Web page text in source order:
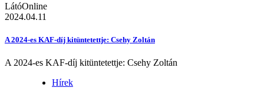
LátóOnline
2024.04.11
A 2024-es KAF-díj kitüntetettje: Csehy Zoltán
A 2024-es KAF-díj kitüntetettje: Csehy Zoltán
Hírek